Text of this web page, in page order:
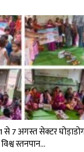
से 7 अगस्त सेक्टर
स्तनपान…